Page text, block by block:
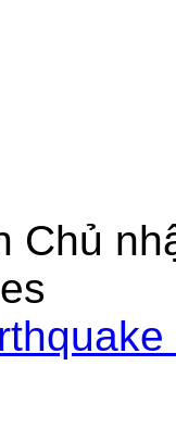
Chủ